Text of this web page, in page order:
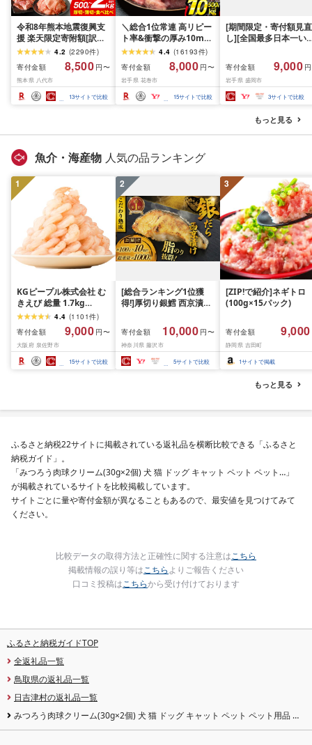
令和8年熊本地震復興支
援 楽天限定寄附額[訳あ
り]牛タン 500g〜2kg 肉
牛肉 訳あり 牛タン 冷凍
小分け 厚切り 薄切り 食
べ比べ 500g 1kg 1.5kg
2kg 牛 人気 ビーフ 牛た
ん ふるさと納税 ランキ
4.2 (2290件)
寄付金額
8,500 円〜
熊本県 八代市
13サイトで比較
＼総合1位常連 高リピー
ト率&衝撃の厚み10mm
厚切り牛タン 塩味/ ≪ス
ピード発送!!10営業日以
内発送≫ 選べる内容量
500g / 1kg 定期便 毎月
届く 牛肉 肉 BBQ ふるさ
と 人気 ランキング 岩手
4.4 (16193件)
寄付金額
8,000 円〜
岩手県 花巻市
15サイトで比較
[期間限定・寄付額見直
し][全国最多日本一い
1.5kg(150g×10個) い
て牛 × 岩中豚 ハンバー
グ 合挽き 合い挽き 黒
和牛 人気 冷凍 個包装
分け 冷凍 牛肉 豚肉 和
ビーフ ポーク はんば
ぐ 挽肉 お肉 ミンチ 肉
お弁当 hannba-gu ラ
寄付金額 9,000
岩手県 盛岡市
3サイトで比較
もっと見る
魚介・海産物 人気の品ランキング
1
KGピープル株式会社 む
きえび 総量 1.7kg
(850g×2P) 特大 5Lサイ
ズ バナメイエビ バラ凍
結 下処理不要 サイズ不
揃い 訳あり
4.4 (1101件)
寄付金額
9,000 円〜
大阪府 泉佐野市
15サイトで比較
2
[総合ランキング1位獲
得!]厚切り銀鱈 西京漬け
約 1,000g (約 100g × 10
切) 西京味噌 西京みそ 味
噌漬け みそ 味噌 鮮魚 魚
介 銀だら 銀ダラ ギンダ
ラ ぎんだら 鱈 タラ 魚
礼品 おかず おつまみ お
南 藤沢
寄付金額 10,000 円〜
神奈川県 藤沢市
5サイトで比較
3
[ZIP!で紹介]ネギトロ
(100g×15パック)
寄付金額 9,000
静岡県 吉田町
1サイトで掲載
もっと見る
ふるさと納税22サイトに掲載されている返礼品を横断比較できる「ふるさと
納税ガイド」。
「みつろう肉球クリーム(30g×2個) 犬 猫 ドッグ キャット ペット ペット…」
が掲載されているサイトを比較掲載しています。
サイトごとに量や寄付金額が異なることもあるので、最安値を見つけてみて
ください。
比較データの取得方法と正確性に関する注意はこちら
掲載情報の誤り等はこちらよりご報告ください
口コミ投稿はこちらから受け付けております
ふるさと納税ガイドTOP
全返礼品一覧
鳥取県の返礼品一覧
日吉津村の返礼品一覧
みつろう肉球クリーム(30g×2個) 犬 猫 ドッグ キャット ペット ペット用品 ペ